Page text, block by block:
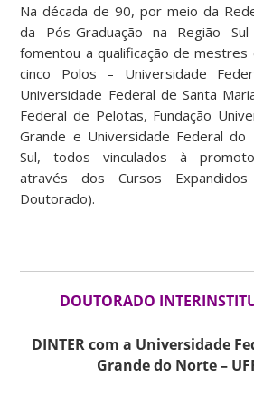
Na década de 90, por meio da
da Pós-Graduação na Região Sul
fomentou a qualificação de
cinco Polos – Universidade
Universidade Federal de Santa
Federal de Pelotas, Fundação
Grande e Universidade Federal do
Sul, todos vinculados à
através dos Cursos
Doutorado).
DOUTORADO
DINTER com a Universidade
Grande do Norte –